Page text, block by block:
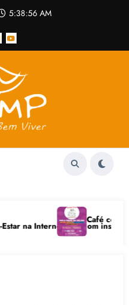
5:38:56 AM
Internet está com inscrições
Café com